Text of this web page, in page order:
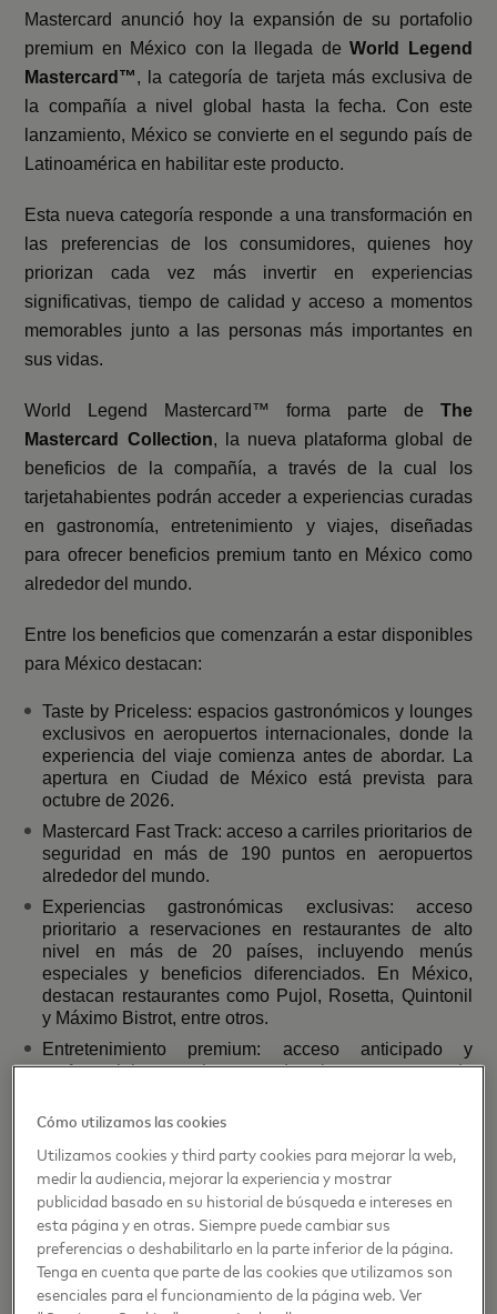
Mastercard anunció hoy la expansión de su portafolio
premium en México con la llegada deWorld Legend
Mastercard™, la categoría de tarjeta más exclusiva de
la compañía a nivel global hasta la fecha. Con este
lanzamiento, México se convierte en el segundo país de
Latinoamérica en habilitar este producto.
Esta nueva categoría responde a una transformación en
las preferencias de los consumidores, quienes hoy
priorizan cada vez más invertir en experiencias
significativas, tiempo de calidad y acceso a momentos
memorables junto a las personas más importantes en
sus vidas.
World Legend Mastercard™ forma parte de The
Mastercard Collection, la nueva plataforma global de
beneficios de la compañía, a través de la cual los
tarjetahabientes podrán acceder a experiencias curadas
en gastronomía, entretenimiento y viajes, diseñadas
para ofrecer beneficios premium tanto en México como
alrededor del mundo.
Entre los beneficios que comenzarán a estar disponibles
para México destacan:
Taste by Priceless: espacios gastronómicos y lounges
exclusivos en aeropuertos internacionales, donde la
experiencia del viaje comienza antes de abordar. La
apertura en Ciudad de México está prevista para
octubre de 2026.
Mastercard Fast Track: acceso a carriles prioritarios de
seguridad en más de 190 puntos en aeropuertos
alrededor del mundo.
Experiencias gastronómicas exclusivas: acceso
prioritario a reservaciones en restaurantes de alto
nivel en más de 20 países, incluyendo menús
especiales y beneficios diferenciados. En México,
destacan restaurantes como Pujol, Rosetta, Quintonil
y Máximo Bistrot, entre otros.
Entretenimiento premium: acceso anticipado y
preferencial a algunos de los eventos de
destinos globales.
Soho Friends Membership:
un año de cortesía al
programa de viajes y estilo de vida de Soho House.
Coberturas y asistencias globales de viaje:a través de
MasterAssist World Legend, incluyendo protección
médica y de viaje de hasta USD $1 millón.
Cómo utilizamos las cookies
Utilizamos cookies y third party cookies para mejorar la web,
medir la audiencia, mejorar la experiencia y mostrar
publicidad basado en su historial de búsqueda e intereses en
esta página y en otras. Siempre puede cambiar sus
preferencias o deshabilitarlo en la parte inferior de la página.
Tenga en cuenta que parte de las cookies que utilizamos son
esenciales para el funcionamiento de la página web. Ver